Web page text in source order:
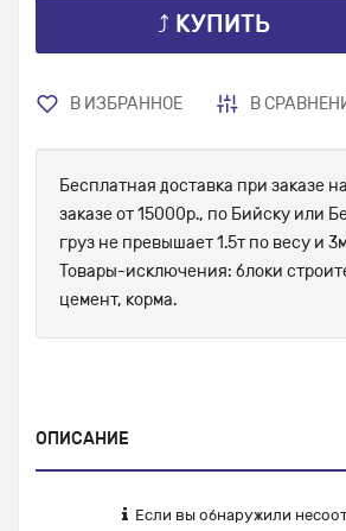
⤴ КУПИТЬ
В ИЗБРАННОЕ В
Бесплатная доставка при заказе
заказе от 15000р., по Бийску или
груз не превышает 1.5т по весу и
Товары-исключения: блоки
цемент, корма.
ОПИСАНИЕ
Если вы обнаружили